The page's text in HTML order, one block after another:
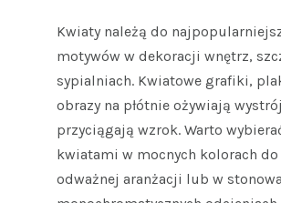
Kwiaty należą do
motywów w dekoracji wnętrz,
sypialniach. Kwiatowe grafiki,
obrazy na płótnie ożywiają
przyciągają wzrok. Warto
kwiatami w mocnych kolorach do
odważnej aranżacji lub w